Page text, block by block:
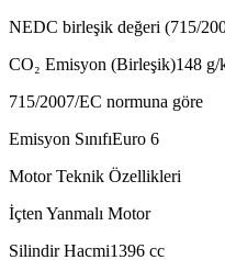
NEDC birleşik değeri (715/
CO₂ Emisyon (Birleşik)148 g/
715/2007/EC normuna göre
Emisyon SınıfıEuro 6
Motor Teknik Özellikleri
İçten Yanmalı Motor
Silindir Hacmi1396 cc